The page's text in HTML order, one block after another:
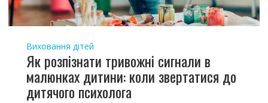
Виховання дітей
Як розпізнати тривожні сигнали в
малюнках дитини: коли звертатися до
дитячого психолога